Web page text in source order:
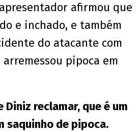
afirmou que
e inchado, e também
do atacante com
pipoca em
Diniz reclamar, que é um
saquinho de pipoca.